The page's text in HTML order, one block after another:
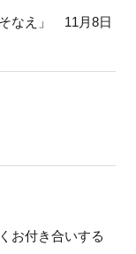
なえ」 11月8日
お付き合いする